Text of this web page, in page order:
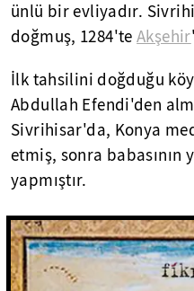
ünlü bir evliyadır.
doğmuş, 1284'teAkşehir
İlk tahsilini doğduğu
Abdullah Efendi'den
Sivrihisar'da, Konya
etmiş, sonra babasının
yapmıştır.